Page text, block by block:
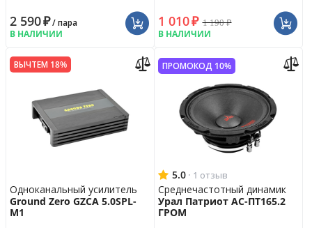
2 590₽/ пара
В НАЛИЧИИ
1 010₽ 1 190₽
В НАЛИЧИИ
ВЫЧТЕМ 18%
Одноканальный усилитель
Ground Zero GZCA 5.0SPL-
M1
ПРОМОКОД 10%
5.0 · 1 отзыв
Среднечастотный динамик
Урал Патриот АС-ПТ165.2
ГРОМ